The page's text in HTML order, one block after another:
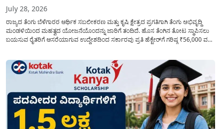
July 28, 2026
ರಾಜ್ಯದ ತೆಂಗು ಬೆಳೆಗಾರರ ಆರ್ಥಿಕ ಸಬಲೀಕರಣ ಮತ್ತು ಕೃಷಿ ಕ್ಷೇತ್ರದ ಪ್ರಗತಿಗಾಗಿ ತೆಂಗು ಅಭಿವೃದ್ದಿ
ಮಂಡಳಿಯಿಂದ ಮಹತ್ವದ ಯೋಜನೆಯೊಂದನ್ನು ಜಾರಿಗೆ ತಂದಿದೆ. ಹೊಸ ತೆಂಗಿನ ತೋಟ ಸ್ಥಾಪಿಸಲು
ಬಯಸುವ ರೈತರಿಗೆ ಆಸರೆಯಾಗುವ ಉದ್ದೇಶದಿಂದ ಸರ್ಕಾರವು ಪ್ರತಿ ಹೆಕ್ಟೇರ್‌ಗೆ ಗರಿಷ್ಠ ₹56,000 ವರೆಗೆ